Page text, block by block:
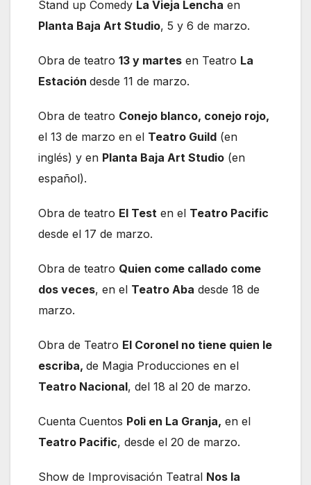
Stand up Comedy La Vieja Lencha en
Planta Baja Art Studio, 5 y 6 de marzo.
Obra de teatro 13 y martes en Teatro La
Estación desde 11 de marzo.
Obra de teatro Conejo blanco, conejo rojo,
el 13 de marzo en el Teatro Guild (en
inglés) y en Planta Baja Art Studio (en
español).
Obra de teatro El Test en el Teatro Pacific
desde el 17 de marzo.
Obra de teatro Quien come callado come
dos veces, en el Teatro Aba desde 18 de
marzo.
Obra de Teatro El Coronel no tiene quien le
escriba, de Magia Producciones en el
Teatro Nacional, del 18 al 20 de marzo.
Cuenta Cuentos Poli en La Granja, en el
Teatro Pacific, desde el 20 de marzo.
Show de Improvisación Teatral Nos la